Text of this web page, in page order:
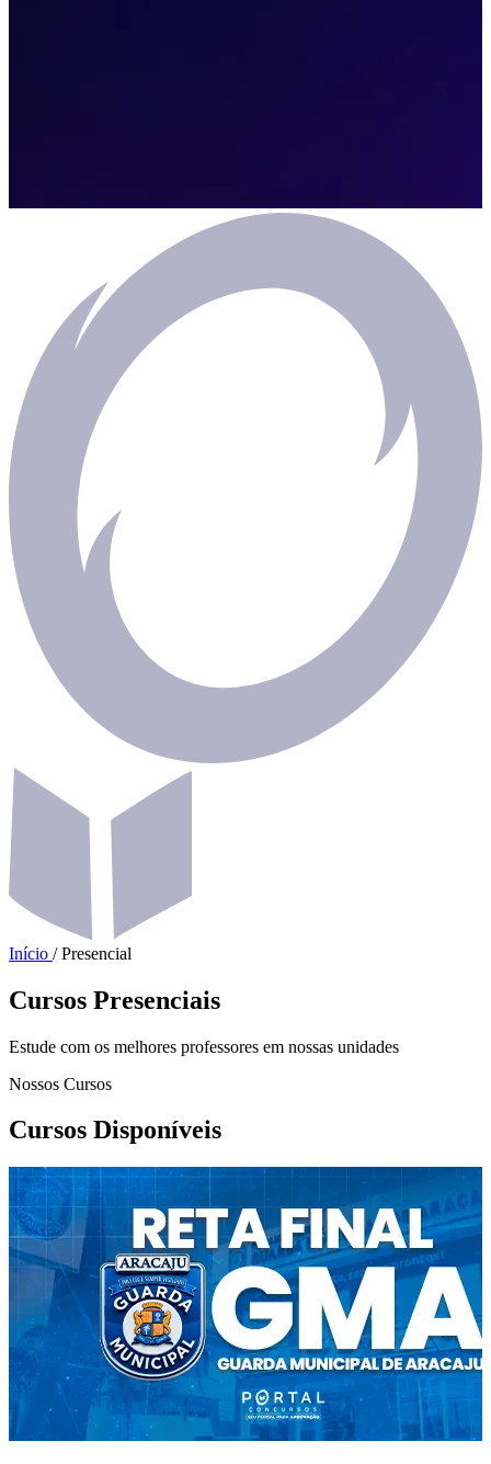
Início / Presencial
Cursos Presenciais
Estude com os melhores professores em nossas unidades
Nossos Cursos
Cursos Disponíveis